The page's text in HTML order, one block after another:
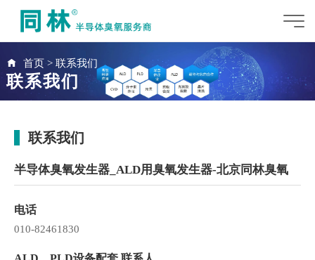
首页> 联系我们
联系我们
联系我们
半导体臭氧发生器_ALD用臭氧发生器-北京同林臭氧
电话
010-82461830